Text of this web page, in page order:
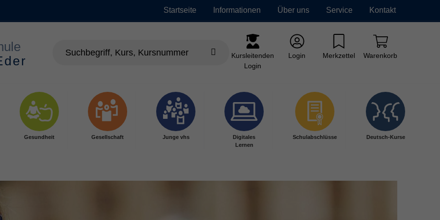
Startseite Informationen Über uns Service Kontakt
Kursleitenden
Login
Login Merkzettel Warenkorb
Gesundheit Gesellschaft Junge vhs
Digitales
Lernen
Schulabschlüsse Deutsch-Kurse